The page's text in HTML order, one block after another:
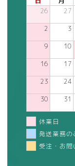
26 27
2 3
9 10
16 17
23 24
30 31
休業日
発送業務の
受注・お問